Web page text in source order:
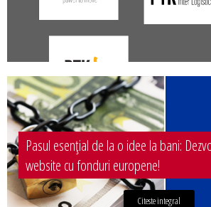
Pasul esențial de la o idee la bani:
website cu fonduri europene!
Citeste integral